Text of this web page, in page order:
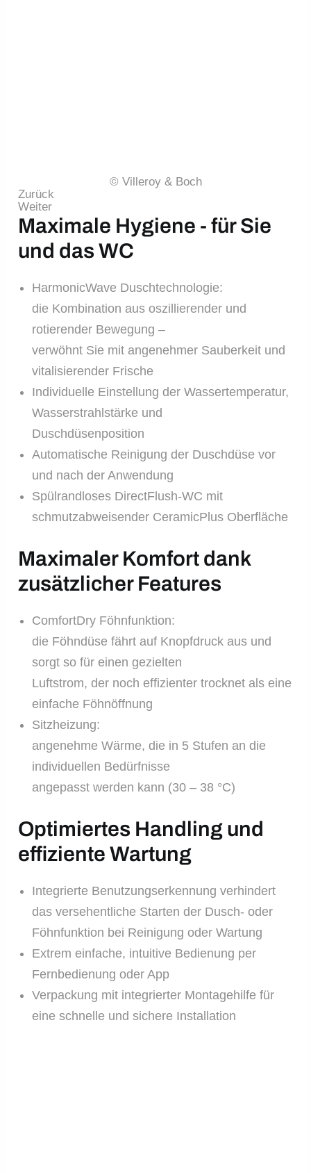
© Villeroy & Boch
Zurück
Weiter
Maximale Hygiene - für Sie
und das WC
HarmonicWave Duschtechnologie:
die Kombination aus oszillierender und
rotierender Bewegung –
verwöhnt Sie mit angenehmer Sauberkeit und
vitalisierender Frische
Individuelle Einstellung der Wassertemperatur,
Wasserstrahlstärke und
Duschdüsenposition
Automatische Reinigung der Duschdüse vor
und nach der Anwendung
Spülrandloses DirectFlush-WC mit
schmutzabweisender CeramicPlus Oberfläche
Maximaler Komfort dank
zusätzlicher Features
ComfortDry Föhnfunktion:
die Föhndüse fährt auf Knopfdruck aus und
sorgt so für einen gezielten
Luftstrom, der noch effizienter trocknet als eine
einfache Föhnöffnung
Sitzheizung:
angenehme Wärme, die in 5 Stufen an die
individuellen Bedürfnisse
angepasst werden kann (30 – 38 °C)
Optimiertes Handling und
effiziente Wartung
Integrierte Benutzungserkennung verhindert
das versehentliche Starten der Dusch- oder
Föhnfunktion bei Reinigung oder Wartung
Extrem einfache, intuitive Bedienung per
Fernbedienung oder App
Verpackung mit integrierter Montagehilfe für
eine schnelle und sichere Installation